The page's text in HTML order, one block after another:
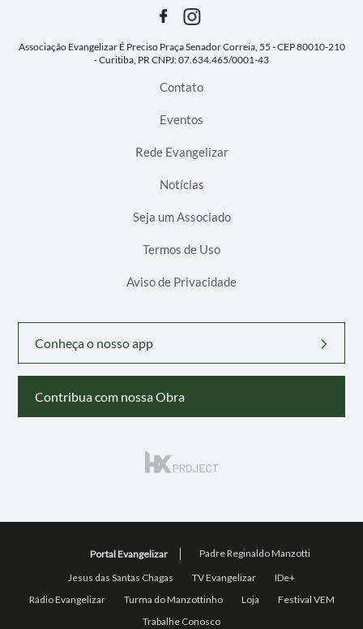
Associação Evangelizar É PrecisoPraça Senador Correia, 55 - CEP 80010-210
- Curitiba, PRCNPJ: 07.634.465/0001-43
Contato
Eventos
Rede Evangelizar
Notícias
Seja um Associado
Termos de Uso
Aviso de Privacidade
Conheça o nosso app
Contribua com nossa Obra